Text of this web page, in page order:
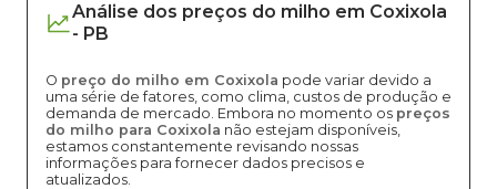
Análise dos preços do milho em Coxixola
- PB
O preço do milho em Coxixola pode variar devido a
uma série de fatores, como clima, custos de produção e
demanda de mercado. Embora no momento os preços
do milho para Coxixola não estejam disponíveis,
estamos constantemente revisando nossas
informações para fornecer dados precisos e
atualizados.